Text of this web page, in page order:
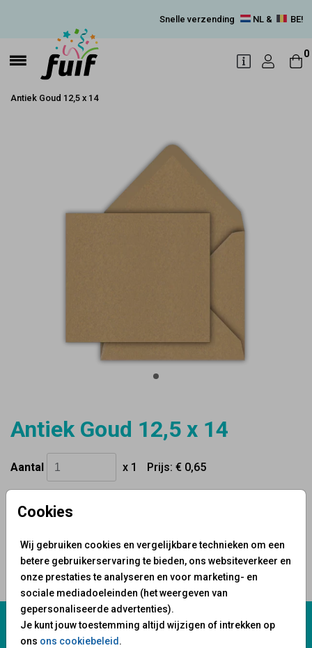
Snelle verzending NL & BE!
0
Cookies
Wij gebruiken cookies en vergelijkbare technieken om een
betere gebruikerservaring te bieden, ons websiteverkeer en
onze prestaties te analyseren en voor marketing- en
sociale mediadoeleinden (het weergeven van
gepersonaliseerde advertenties).
Je kunt jouw toestemming altijd wijzigen of intrekken op
ons ons cookiebeleid.
Antiek Goud 12,5 x 14
Antiek Goud 12,5 x 14
Aantal x 1 Prijs: € 0,65
antiek goud 12,5 x 14
Prijs:€ 0,65 per 1
Wij staan voor je klaar!